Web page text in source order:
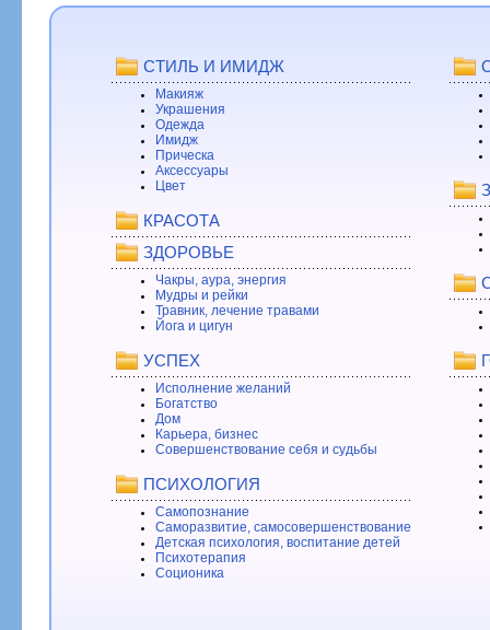
СТИЛЬ И ИМИДЖ
Макияж
Украшения
Одежда
Имидж
Прическа
Аксессуары
Цвет
КРАСОТА
ЗДОРОВЬЕ
Чакры, аура, энергия
Мудры и рейки
Травник, лечение травами
Йога и цигун
УСПЕХ
Исполнение желаний
Богатство
Дом
Карьера, бизнес
Совершенствование себя и судьбы
ПСИХОЛОГИЯ
Самопознание
Саморазвитие, самосовершенствование
Детская психология, воспитание детей
Психотерапия
Соционика